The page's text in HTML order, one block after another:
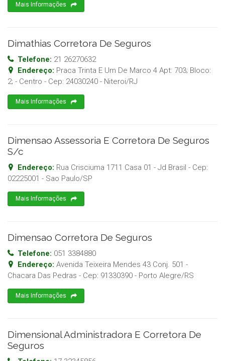
Mais Informações
Dimathias Corretora De Seguros
Telefone: 21 26270632
Endereço: Praca Trinta E Um De Marco 4 Apt: 703; Bloco:
2; - Centro - Cep: 24030240 - Niteroi/RJ
Mais Informações
Dimensao Assessoria E Corretora De Seguros
S/c
Endereço: Rua Crisciuma 1711 Casa 01 - Jd Brasil - Cep:
02225001 - Sao Paulo/SP
Mais Informações
Dimensao Corretora De Seguros
Telefone: 051 3384880
Endereço: Avenida Teixeira Mendes 43 Conj. 501 -
Chacara Das Pedras - Cep: 91330390 - Porto Alegre/RS
Mais Informações
Dimensional Administradora E Corretora De
Seguros